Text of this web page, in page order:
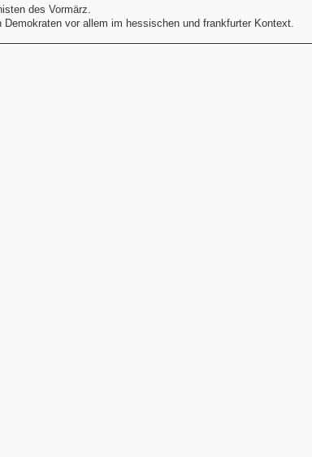
des Vormärz.
vor allem im hessischen und frankfurter Kontext.